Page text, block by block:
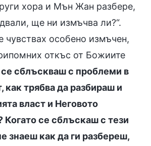
хора и Мън Жан разбере,
ще ни измъчва ли?“.
чувствах особено измъчен,
откъс от Божиите
се сблъскваш с проблеми в
как трябва да разбираш и
власт и Неговото
Когато се сблъскаш с тези
знаеш как да ги разбереш,